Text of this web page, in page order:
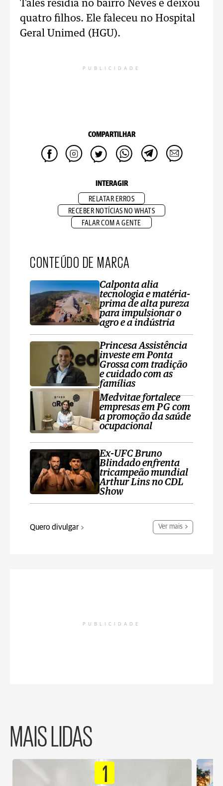
Tales residia no bairro Neves e deixou
quatro filhos. Ele faleceu no Hospital
Geral Unimed (HGU).
PUBLICIDADE
COMPARTILHAR
INTERAGIR
RELATAR ERROS
RECEBER NOTÍCIAS NO WHATS
FALAR COM A GENTE
CONTEÚDO DE MARCA
Calponta alia
tecnologia e matéria-
prima de alta pureza
para impulsionar o
agro e a indústria
Princesa Assistência
investe em Ponta
Grossa com tradição
e cuidado com as
famílias
Medvitae fortalece
empresas em PG com
a promoção da saúde
ocupacional
Ex-UFC Bruno
Blindado enfrenta
tricampeão mundial
Arthur Lins no CDL
Show
Quero divulgar Ver mais
PUBLICIDADE
MAIS LIDAS
1